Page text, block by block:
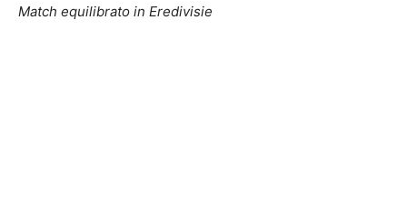
Match equilibrato in Eredivisie